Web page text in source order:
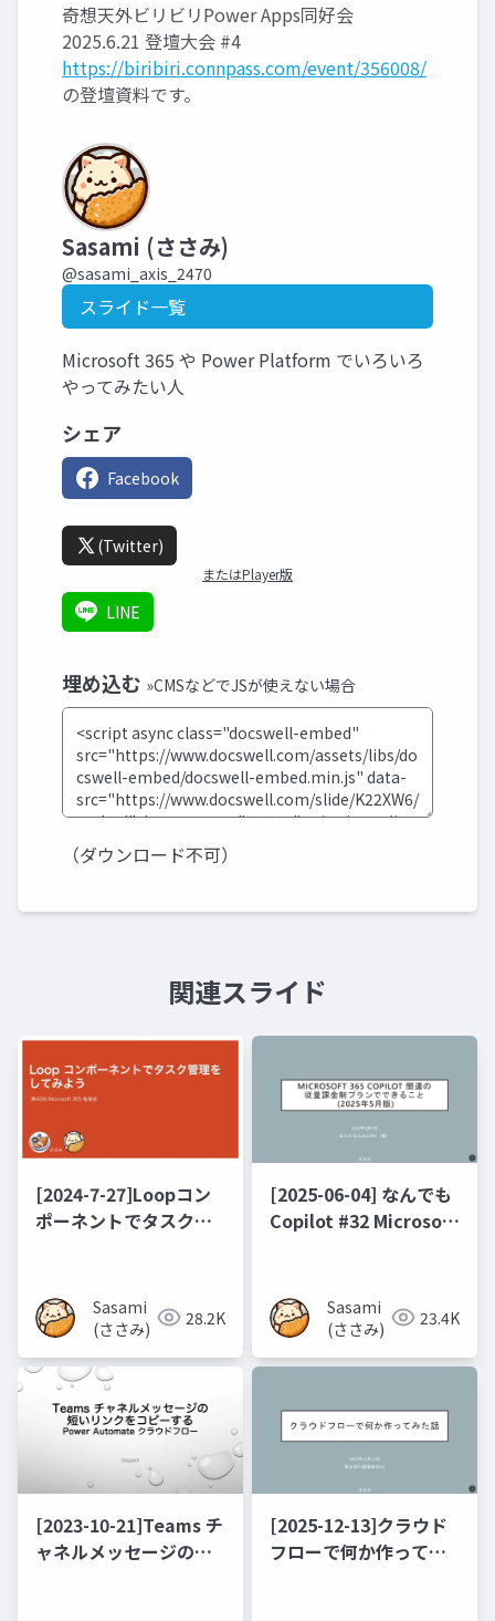
奇想天外ビリビリPower Apps同好会
2025.6.21 登壇大会 #4
https://biribiri.connpass.com/event/356008/
の登壇資料です。
Sasami (ささみ)
@sasami_axis_2470
スライド一覧
Microsoft 365 や Power Platform でいろいろ
やってみたい人
シェア
Facebook
(Twitter)
またはPlayer版
LINE
埋め込む »CMSなどでJSが使えない場合
（ダウンロード不可）
関連スライド
[2024-7-27]Loopコン
ポーネントでタスク管
Sasami
(ささみ)
28.2K
[2025-06-04] なんでも
Copilot #32 Microsoft
ること(2020年5月版)
Sasami
(ささみ)
23.4K
[2023-10-21]Teams チ
ャネルメッセージの短
[2025-12-13]クラウド
フローで何か作ってみ